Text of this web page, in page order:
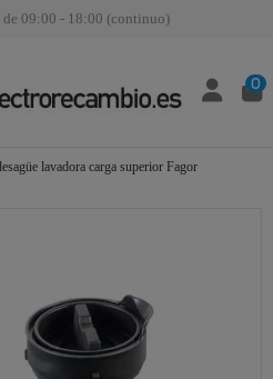
de 09:00 - 18:00 (continuo)
0
lavadora carga superior Fagor